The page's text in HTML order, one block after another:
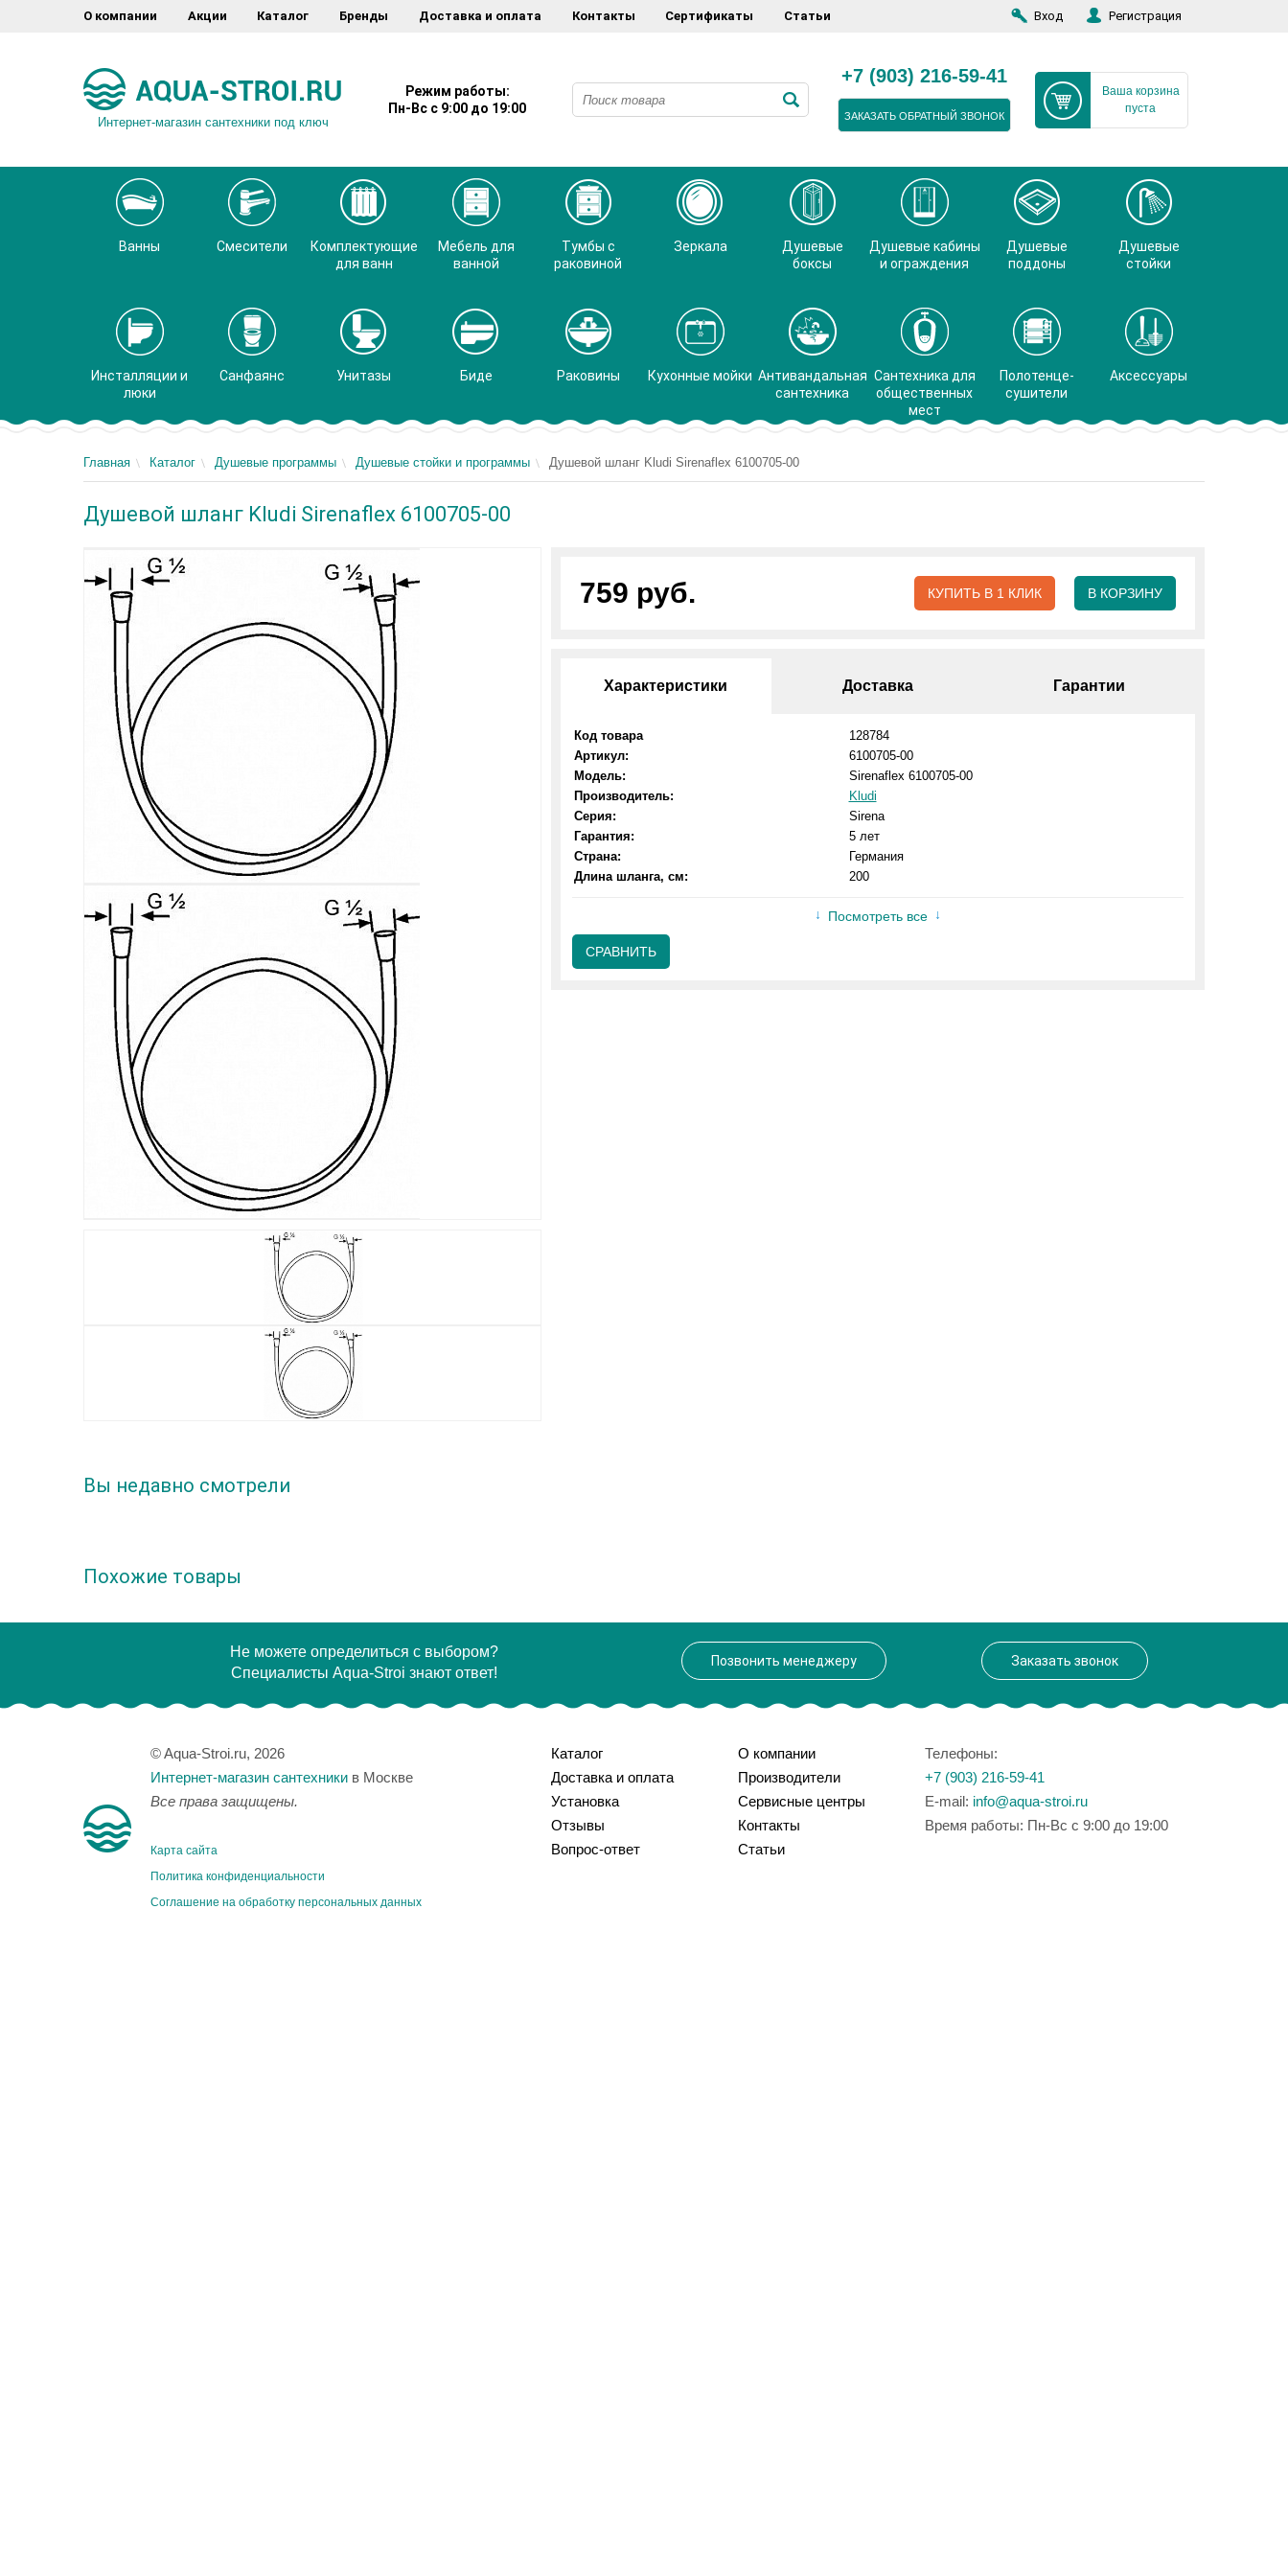
О компании Акции Каталог Бренды Доставка и оплата Контакты Сертификаты Статьи Вход Регистрация
Интернет-магазин сантехники под ключ
Режим работы:
Пн-Вс с 9:00 до 19:00
+7 (903) 216-59-41
ЗАКАЗАТЬ ОБРАТНЫЙ ЗВОНОК
Ваша корзина
пуста
Ванны Смесители
Комплектующие
для ванн
Мебель для
ванной
Тумбы с
раковиной
Зеркала
Душевые
боксы
Душевые кабины
и ограждения
Душевые
поддоны
Душевые
стойки
Инсталляции и
люки
Санфаянс Унитазы Биде Раковины Кухонные мойки Антивандальная
сантехника
Сантехника для
общественных
мест
Полотенце-
сушители
Аксессуары
Главная Каталог Душевые программы Душевые стойки и программы Душевой шланг Kludi Sirenaflex 6100705-00
Душевой шланг Kludi Sirenaflex 6100705-00
759 руб. КУПИТЬ В 1 КЛИК В КОРЗИНУ
Характеристики Доставка Гарантии
Код товара
128784
Артикул:
6100705-00
Модель:
Sirenaflex 6100705-00
Производитель:
Kludi
Серия:
Sirena
Гарантия:
5 лет
Страна:
Германия
Длина шланга, см:
200
Посмотреть все
СРАВНИТЬ
Вы недавно смотрели
Похожие товары
Не можете определиться с выбором?
Специалисты Aqua-Stroi знают ответ!
Позвонить менеджеру Заказать звонок
© Aqua-Stroi.ru, 2026
Интернет-магазин сантехники в Москве
Все права защищены.
Карта сайта
Политика конфиденциальности
Соглашение на обработку персональных данных
Каталог
Доставка и оплата
Установка
Отзывы
Вопрос-ответ
О компании
Производители
Сервисные центры
Контакты
Статьи
Телефоны:
+7 (903) 216-59-41
E-mail: info@aqua-stroi.ru
Время работы: Пн-Вс с 9:00 до 19:00